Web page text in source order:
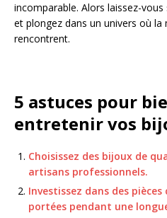
incomparable. Alors laissez-vous
et plongez dans un univers où
rencontrent.
5 astuces pour
entretenir vos
Choisissez des bijoux de
artisans professionnels.
Investissez dans des
portées pendant une